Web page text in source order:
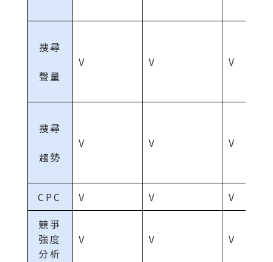
搜尋
聲量
V V V
搜尋
趨勢
V V V
CPC V V
V
競爭
強度
分析
V V V